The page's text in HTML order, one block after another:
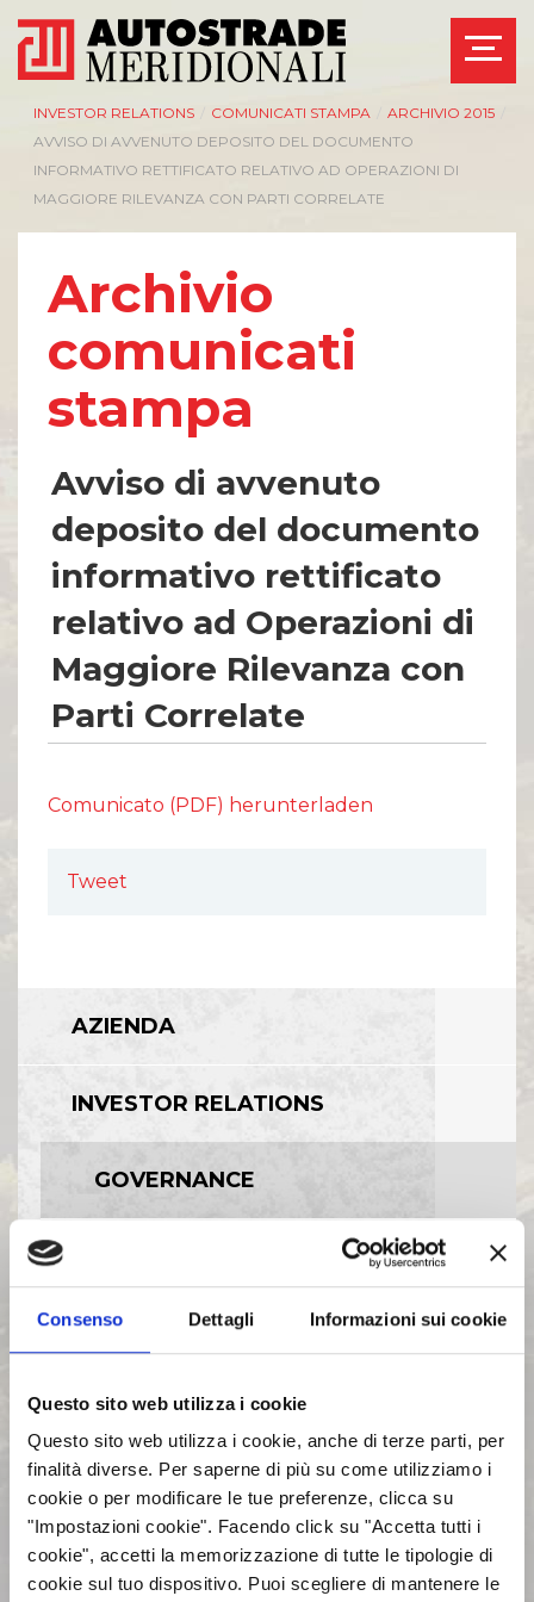
Consenso Dettagli Informazioni sui cookie
Questo sito web utilizza i cookie
Questo sito web utilizza i cookie, anche di terze parti, per
finalità diverse. Per saperne di più su come utilizziamo i
cookie o per modificare le tue preferenze, clicca su
"Impostazioni cookie". Facendo click su "Accetta tutti i
cookie", accetti la memorizzazione di tutte le tipologie di
cookie sul tuo dispositivo. Puoi scegliere di mantenere le
INVESTOR RELATIONS COMUNICATI STAMPA ARCHIVIO 2015
AVVISO DI AVVENUTO DEPOSITO DEL DOCUMENTO
INFORMATIVO RETTIFICATO RELATIVO AD OPERAZIONI DI
MAGGIORE RILEVANZA CON PARTI CORRELATE
Archivio
comunicati
stampa
Avviso di avvenuto
deposito del documento
informativo rettificato
relativo ad Operazioni di
Maggiore Rilevanza con
Parti Correlate
Comunicato (PDF) herunterladen
Tweet
AZIENDA
INVESTOR RELATIONS
GOVERNANCE
CALENDARIO EVENTI SOCIETARI
EVENTI E DOCUMENTAZIONE
BILANCI E RELAZIONI
INTERMEDIE
ASSEMBLEE